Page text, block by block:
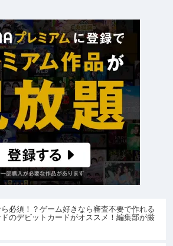
必須！？ゲーム好きなら審査不要で作れる
のデビットカードがオススメ！編集部が厳